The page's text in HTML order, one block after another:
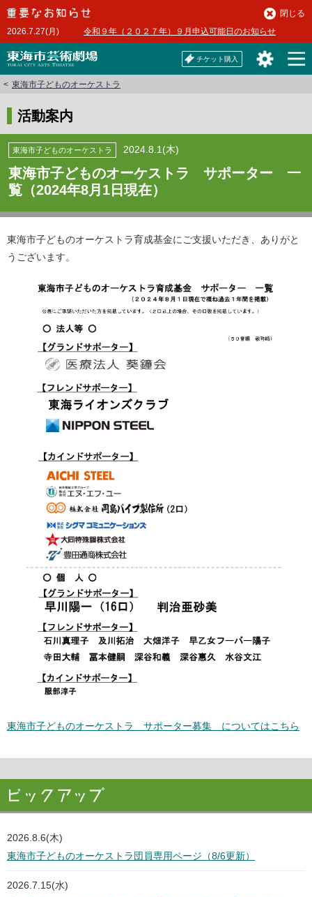
本
文
へ2026.7.27(月) 令和９年（２０２７年）９月申込可能日のお知らせ
閉じる
チケット購入
東海市子どものオーケストラ
活動案内
東海市子どものオーケストラ 2024.8.1(木)
東海市子どものオーケストラ サポーター 一
覧（2024年8月1日現在）
東海市子どものオーケストラ育成基金にご支援いただき、ありがと
うございます。
東海市子どものオーケストラ サポーター募集 についてはこちら
2026.8.6(木)
東海市子どものオーケストラ団員専用ページ（8/6更新）
2026.7.15(水)